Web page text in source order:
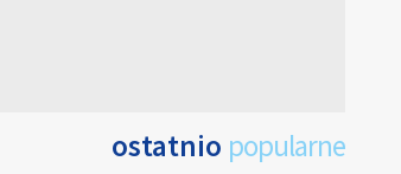
ostatnio popularne